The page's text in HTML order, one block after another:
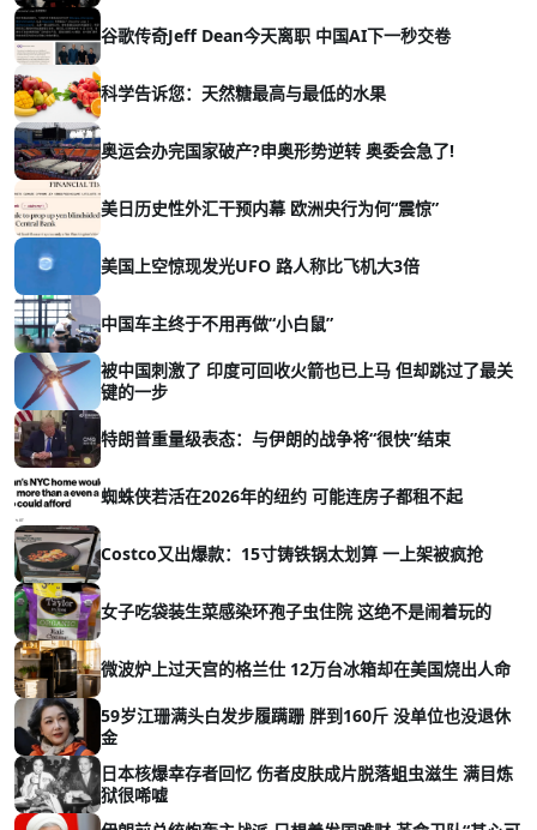
谷歌传奇Jeff Dean今天离职 中国AI下一秒交卷
科学告诉您：天然糖最高与最低的水果
奥运会办完国家破产?申奥形势逆转 奥委会急了!
美日历史性外汇干预内幕 欧洲央行为何“震惊”
美国上空惊现发光UFO 路人称比飞机大3倍
中国车主终于不用再做“小白鼠”
被中国刺激了 印度可回收火箭也已上马 但却跳过了最关
键的一步
特朗普重量级表态：与伊朗的战争将“很快”结束
蜘蛛侠若活在2026年的纽约 可能连房子都租不起
Costco又出爆款：15寸铸铁锅太划算 一上架被疯抢
女子吃袋装生菜感染环孢子虫住院 这绝不是闹着玩的
微波炉上过天宫的格兰仕 12万台冰箱却在美国烧出人命
59岁江珊满头白发步履蹒跚 胖到160斤 没单位也没退休
金
日本核爆幸存者回忆 伤者皮肤成片脱落蛆虫滋生 满目炼
狱很唏嘘